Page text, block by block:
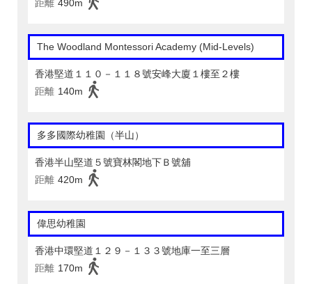
距離 490m
The Woodland Montessori Academy (Mid-Levels)
香港堅道１１０－１１８號安峰大廈１樓至２樓
距離 140m
多多國際幼稚園（半山）
香港半山堅道５號寶林閣地下Ｂ號舖
距離 420m
偉思幼稚園
香港中環堅道１２９－１３３號地庫一至三層
距離 170m